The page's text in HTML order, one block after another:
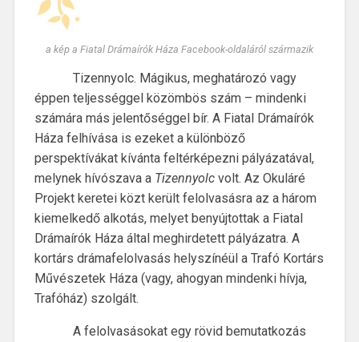
a kép a Fiatal Drámaírók Háza Facebook-oldaláról származik
Tizennyolc. Mágikus, meghatározó vagy
éppen teljességgel közömbös szám – mindenki
számára más jelentőséggel bír. A Fiatal Drámaírók
Háza felhívása is ezeket a különböző
perspektívákat kívánta feltérképezni pályázatával,
melynek hívószava a Tizennyolcvolt. Az Okuláré
Projekt keretei közt került felolvasásra az a három
kiemelkedő alkotás, melyet benyújtottak a Fiatal
Drámaírók Háza által meghirdetett pályázatra. A
kortárs drámafelolvasás helyszínéül a Trafó Kortárs
Művészetek Háza (vagy, ahogyan mindenki hívja,
Trafóház) szolgált.
A felolvasásokat egy rövid bemutatkozás